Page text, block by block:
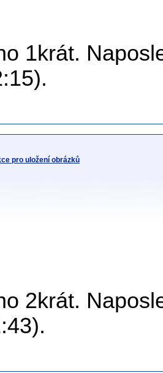
1krát.
pro uložení obrázků
2krát.